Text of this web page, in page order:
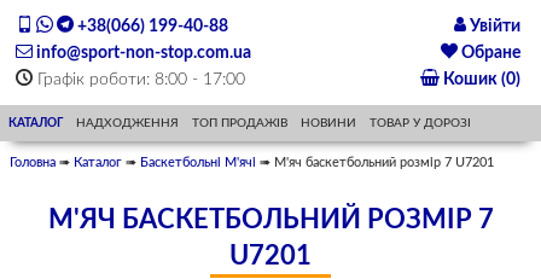
+38(066) 199-40-88
info@sport-non-stop.com.ua
Графік роботи: 8:00 - 17:00
Увійти
Обране
Кошик (0)
КАТАЛОГ НАДХОДЖЕННЯ ТОП ПРОДАЖІВ НОВИНИ ТОВАР У ДОРОЗІ
Головна ➠ Каталог ➠ Баскетбольні М'ячі ➠ М'яч баскетбольний розмір 7 U7201
М'ЯЧ БАСКЕТБОЛЬНИЙ РОЗМІР 7
U7201